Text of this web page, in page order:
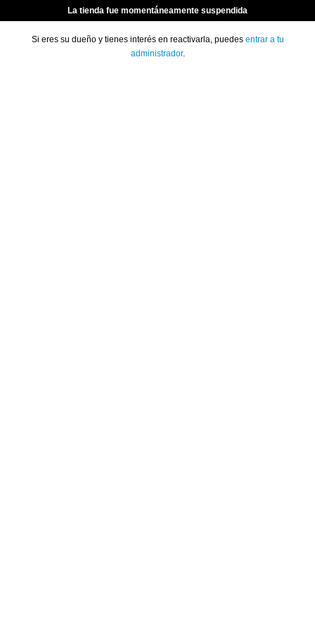
La tienda fue momentáneamente suspendida
Si eres su dueño y tienes interés en reactivarla, puedes entrar a tu
administrador.